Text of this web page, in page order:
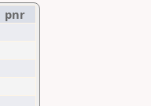
pnr